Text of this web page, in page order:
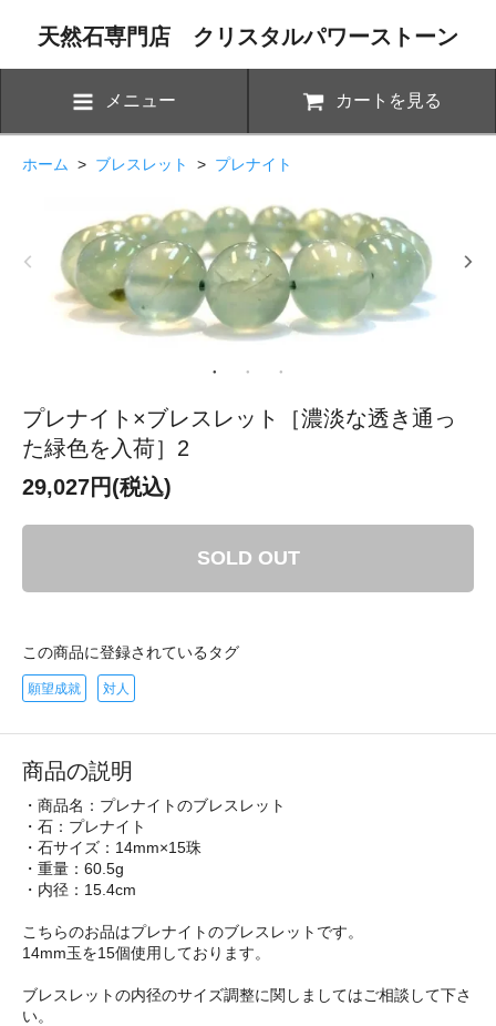
天然石専門店 クリスタルパワーストーン
メニュー カートを見る
ホーム > ブレスレット > プレナイト
プレナイト×ブレスレット［濃淡な透き通っ
た緑色を入荷］2
29,027円(税込)
SOLD OUT
この商品に登録されているタグ
願望成就 対人
商品の説明
・商品名：プレナイトのブレスレット
・石：プレナイト
・石サイズ：14mm×15珠
・重量：60.5g
・内径：15.4cm
こちらのお品はプレナイトのブレスレットです。
14mm玉を15個使用しております。
ブレスレットの内径のサイズ調整に関しましてはご相談して下さ
い。